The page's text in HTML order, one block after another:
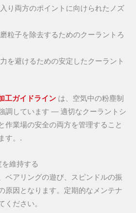
り両方のポイントに向けられたノズ
粒子を除去するためのクーラントろ
を避けるための安定したクーラント
工ガイドライン は、空気中の粉塵制
調しています — 適切なクーラントシ
作業場の安全の両方を管理すること
す。.
維持する
ベアリングの遊び、スピンドルの振
原因となります。定期的なメンテナ
ください。